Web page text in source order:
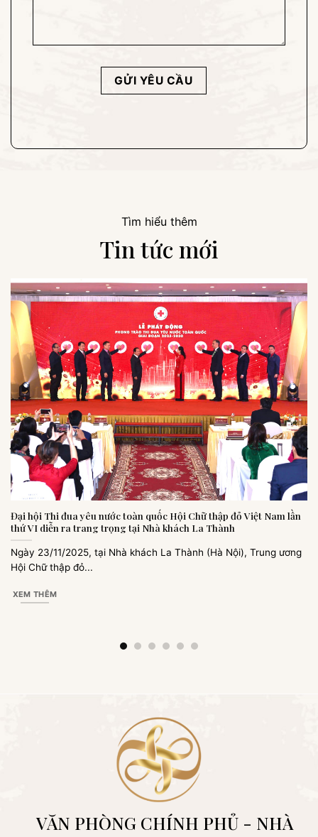
Tìm hiểu thêm
Tin tức mới
Đại hội Thi đua yêu nước toàn quốc Hội Chữ thập đỏ Việt Nam lần
thứ VI diễn ra trang trọng tại Nhà khách La Thành
Ngày 23/11/2025, tại Nhà khách La Thành (Hà Nội), Trung ương
Hội Chữ thập đỏ...
XEM THÊM
VĂN PHÒNG CHÍNH PHỦ - NHÀ